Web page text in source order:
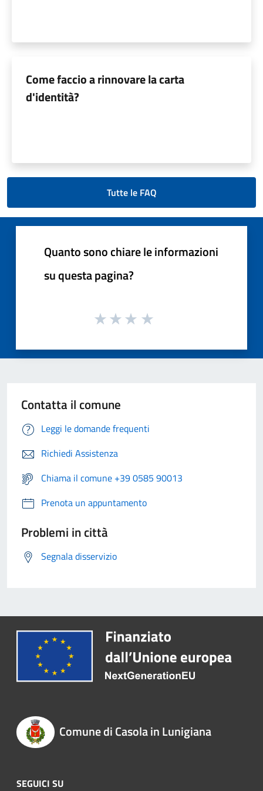
Come faccio a rinnovare la carta
d'identità?
Tutte le FAQ
Quanto sono chiare le informazioni
su questa pagina?
Contatta il comune
Leggi le domande frequenti
Richiedi Assistenza
Chiama il comune +39 0585 90013
Prenota un appuntamento
Problemi in città
Segnala disservizio
Comune di Casola in Lunigiana
SEGUICI SU